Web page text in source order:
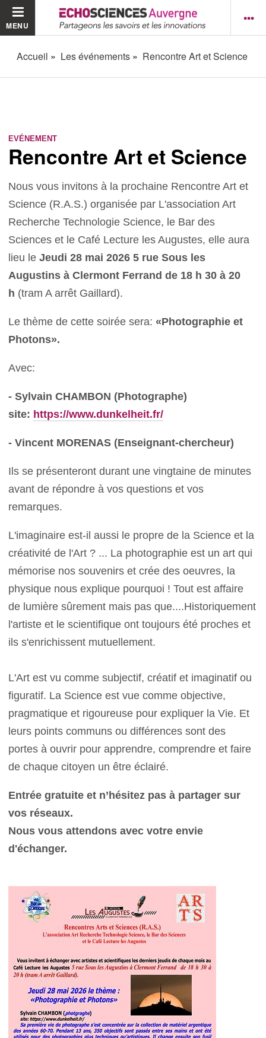
MENU
Accueil Les événements Rencontre Art et Science
EVÉNEMENT
Rencontre Art et Science
Nous vous invitons à la prochaine Rencontre Art et
Science (R.A.S.) organisée par L'association Art
Recherche Technologie Science, le Bar des
Sciences et le Café Lecture les Augustes, elle aura
lieu leJeudi 28 mai 2026 5 rue Sous les
Augustins à Clermont Ferrand de 18 h 30 à 20
h (tram A arrêt Gaillard).
Le thème de cette soirée sera:«Photographie et
Photons».
Avec:
- Sylvain CHAMBON (Photographe)
site: https://www.dunkelheit.fr/
- Vincent MORENAS (Enseignant-chercheur)
Ils se présenteront durant une vingtaine de minutes
avant de répondre à vos questions et vos
remarques.
L'imaginaire est-il aussi le propre de la Science et la
créativité de l'Art ? ... La photographie est un art qui
mémorise nos souvenirs et crée des oeuvres, la
physique nous explique pourquoi ! Tout est affaire
de lumière sûrement mais pas que....Historiquement
l'artiste et le scientifique ont toujours été proches et
ils s'enrichissent mutuellement.
L'Art est vu comme subjectif, créatif et imaginatif ou
figuratif. La Science est vue comme objective,
pragmatique et rigoureuse pour expliquer la Vie. Et
leurs points communs ou différences sont des
portes à ouvrir pour apprendre, comprendre et faire
de chaque citoyen un être éclairé.
Entrée gratuite et n’hésitez pas à partager sur
vos réseaux.
Nous vous attendons avec votre envie
d'échanger.